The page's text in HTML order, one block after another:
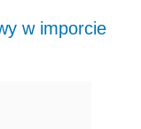
w imporcie